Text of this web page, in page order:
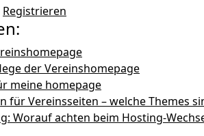
Registrieren
der Vereinshomepage
meine homepage
für Vereinsseiten – welche Themes
Worauf achten beim Hosting-